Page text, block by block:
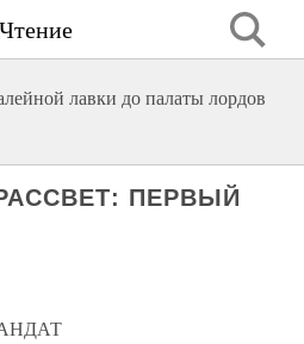
лавки до палаты лордов
РАССВЕТ: ПЕРВЫЙ